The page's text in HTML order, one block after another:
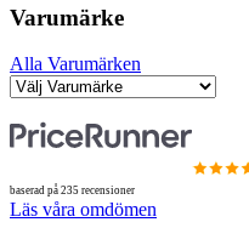
Varumärke
Alla Varumärken
baserad på 235 recensioner
Läs våra omdömen